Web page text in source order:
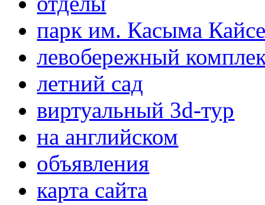
парк им. Касыма
левобережный
летний сад
виртуальный 3d-тур
на английском
объявления
карта сайта